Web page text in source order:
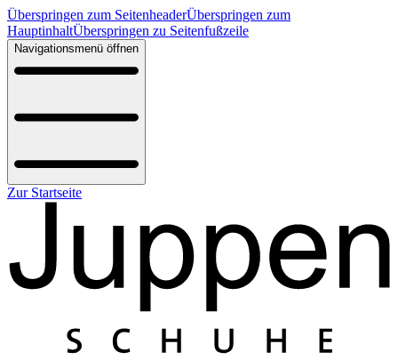
Überspringen zum SeitenheaderÜberspringen zum
HauptinhaltÜberspringen zu Seitenfußzeile
Navigationsmenü öffnen
Zur Startseite